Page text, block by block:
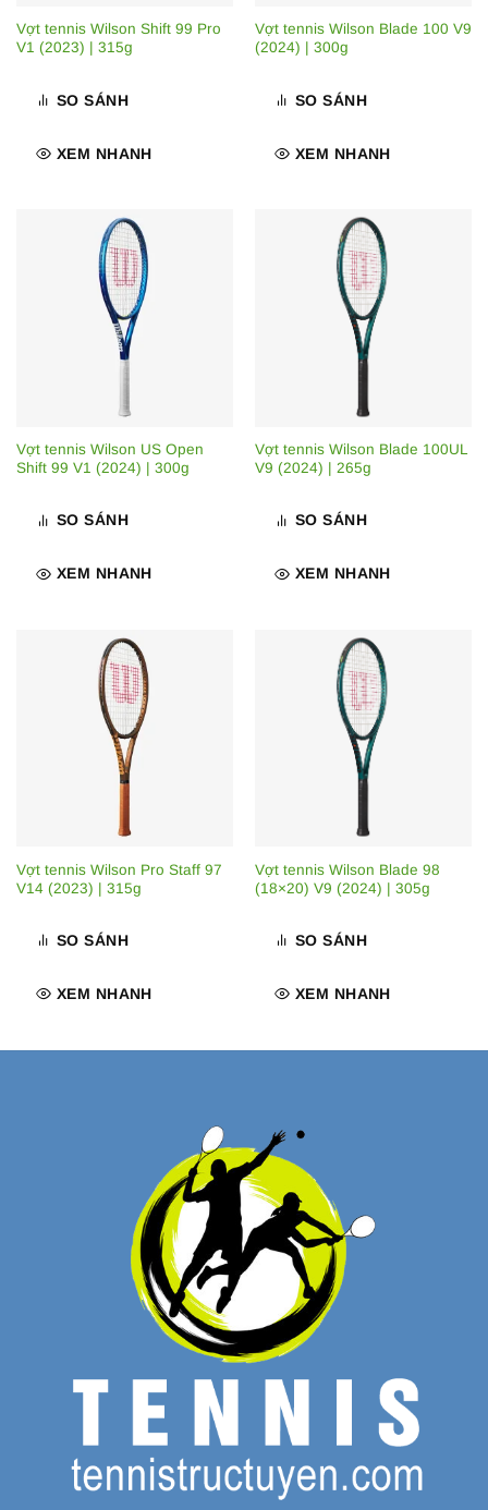
Vợt tennis Wilson Shift 99 Pro
V1 (2023) | 315g
SO SÁNH
XEM NHANH
Vợt tennis Wilson Blade 100 V9
(2024) | 300g
SO SÁNH
XEM NHANH
Vợt tennis Wilson US Open
Shift 99 V1 (2024) | 300g
SO SÁNH
XEM NHANH
Vợt tennis Wilson Blade 100UL
V9 (2024) | 265g
SO SÁNH
XEM NHANH
Vợt tennis Wilson Pro Staff 97
V14 (2023) | 315g
SO SÁNH
XEM NHANH
Vợt tennis Wilson Blade 98
(18×20) V9 (2024) | 305g
SO SÁNH
XEM NHANH